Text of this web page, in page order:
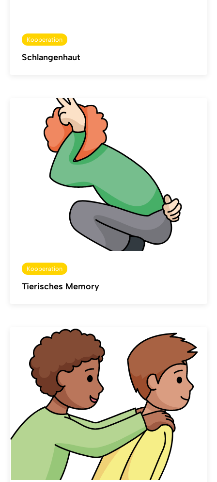
Kooperation
Schlangenhaut
Kooperation
Tierisches Memory